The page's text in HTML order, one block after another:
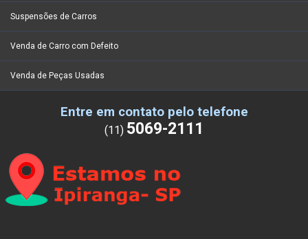
Suspensões de Carros
Venda de Carro com Defeito
Venda de Peças Usadas
Entre em contato pelo telefone
(11) 5069-2111